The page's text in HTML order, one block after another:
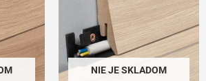
NIE JE SKLADOM